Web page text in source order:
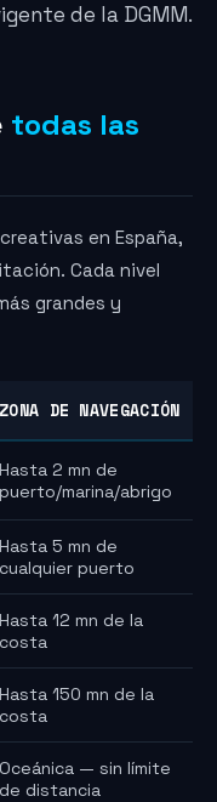
de la DGMM.
todas las
en España,
Cada nivel
grandes y
ZONA DE NAVEGACIÓN
Hasta 2 mn de
puerto/marina/abrigo
Hasta 5 mn de
cualquier puerto
Hasta 12 mn de la
costa
Hasta 150 mn de la
costa
Oceánica — sin límite
de distancia